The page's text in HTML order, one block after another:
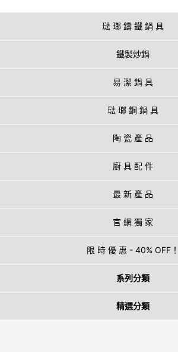
琺 瑯 鑄 鐵 鍋 具
鐵製炒鍋
易 潔 鍋 具
琺 瑯 鋼 鍋 具
陶 瓷 產 品
廚 具 配 件
最 新 產 品
官 網 獨 家
限 時 優 惠 - 40% OFF！
系列分類
精選分類